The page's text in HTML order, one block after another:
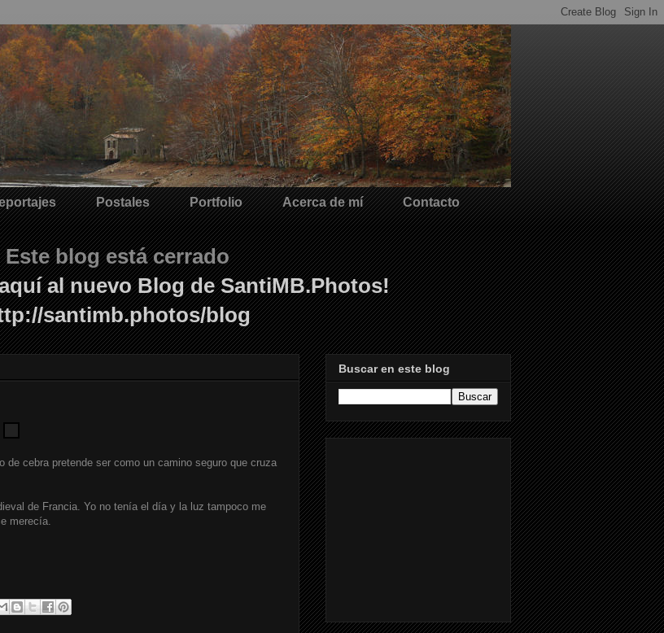
Postales Portfolio Acerca de mí Contacto
Este blog está cerrado
al nuevo Blog de SantiMB.Photos!
santimb.photos/blog
cebra pretende ser como un camino seguro que cruza
de Francia. Yo no tenía el día y la luz tampoco me
merecía.
Buscar en este blog